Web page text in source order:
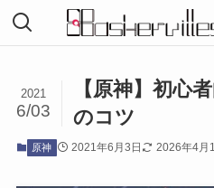
【原神】初心
のコツ
2021
6/03
原神 2021年6月3日 2026年4月